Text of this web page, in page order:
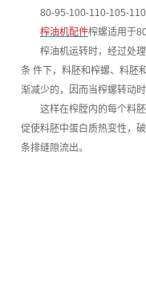
80-95-100-110-105-
榨油机配件榨螺适用于
榨油机运转时，经过处
条 件下，料胚和榨螺、料胚
渐减少的，因而当榨螺转动
这样在榨膛内的每个料
促使料胚中蛋白质热变性，
条排缝隙流出。